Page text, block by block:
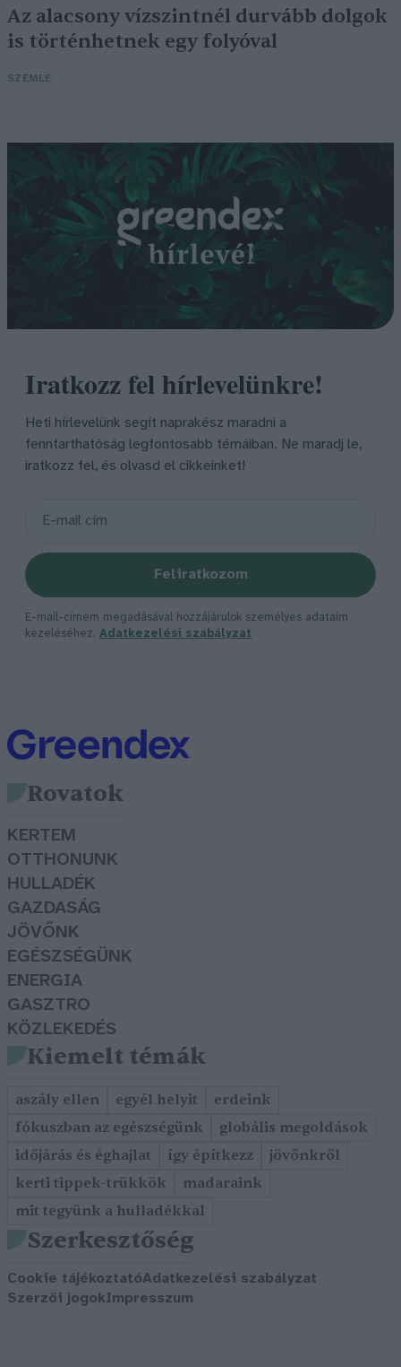
Az alacsony vízszintnél durvább dolgok
is történhetnek egy folyóval
SZEMLE
Iratkozz fel hírlevelünkre!
Heti hírlevelünk segít naprakész maradni a
fenntarthatóság legfontosabb témáiban. Ne maradj le,
iratkozz fel, és olvasd el cikkeinket!
Feliratkozom
E-mail-címem megadásával hozzájárulok személyes adataim
kezeléséhez. Adatkezelési szabályzat
Rovatok
KERTEM
OTTHONUNK
HULLADÉK
GAZDASÁG
JÖVŐNK
EGÉSZSÉGÜNK
ENERGIA
GASZTRO
KÖZLEKEDÉS
Kiemelt témák
aszály ellen egyél helyit
erdeink
fókuszban az egészségünk
globális megoldások
időjárás és éghajlat
így építkezz
jövőnkről
kerti tippek-trükkök
madaraink
mit tegyünk a hulladékkal
Szerkesztőség
Cookie tájékoztatóAdatkezelési szabályzat
Szerzői jogokImpresszum